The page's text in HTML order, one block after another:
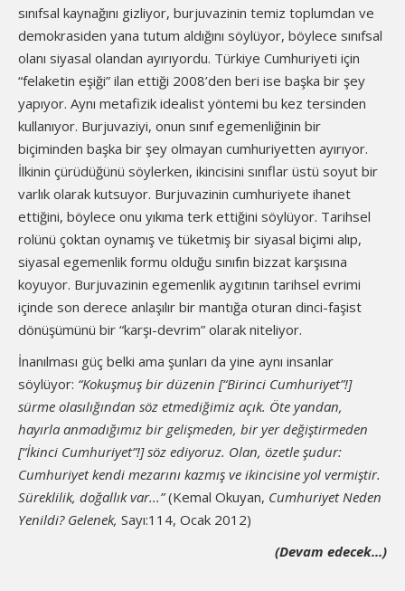
sınıfsal kaynağını gizliyor, burjuvazinin temiz toplumdan ve
demokrasiden yana tutum aldığını söylüyor, böylece sınıfsal
olanı siyasal olandan ayırıyordu. Türkiye Cumhuriyeti için
“felaketin eşiği” ilan ettiği 2008’den beri ise başka bir şey
yapıyor. Aynı metafizik idealist yöntemi bu kez tersinden
kullanıyor. Burjuvaziyi, onun sınıf egemenliğinin bir
biçiminden başka bir şey olmayan cumhuriyetten ayırıyor.
İlkinin çürüdüğünü söylerken, ikincisini sınıflar üstü soyut bir
varlık olarak kutsuyor. Burjuvazinin cumhuriyete ihanet
ettiğini, böylece onu yıkıma terk ettiğini söylüyor. Tarihsel
rolünü çoktan oynamış ve tüketmiş bir siyasal biçimi alıp,
siyasal egemenlik formu olduğu sınıfın bizzat karşısına
koyuyor. Burjuvazinin egemenlik aygıtının tarihsel evrimi
içinde son derece anlaşılır bir mantığa oturan dinci-faşist
dönüşümünü bir “karşı-devrim” olarak niteliyor.
İnanılması güç belki ama şunları da yine aynı insanlar
söylüyor: “Kokuşmuş bir düzenin [“Birinci Cumhuriyet”!]
sürme olasılığından söz etmediğimiz açık. Öte yandan,
hayırla anmadığımız bir gelişmeden, bir yer değiştirmeden
[“İkinci Cumhuriyet”!] söz ediyoruz. Olan, özetle şudur:
Cumhuriyet kendi mezarını kazmış ve ikincisine yol vermiştir.
Süreklilik, doğallık var...”(Kemal Okuyan, Cumhuriyet Neden
Yenildi? Gelenek, Sayı:114, Ocak 2012)
(Devam edecek...)